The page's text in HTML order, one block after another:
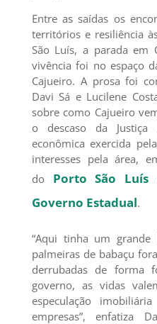
Entre as saídas os
territórios e resiliência
São Luís, a parada em
vivência foi no espaço
Cajueiro. A prosa foi
Davi Sá e Lucilene
sobre como Cajueiro
o descaso da
econômica exercida
interesses pela área,
do Porto São
Governo Estadual.
“Aqui tinha um
palmeiras de babaçu
derrubadas de forma
governo, as vidas
especulação
empresas”, enfatiza